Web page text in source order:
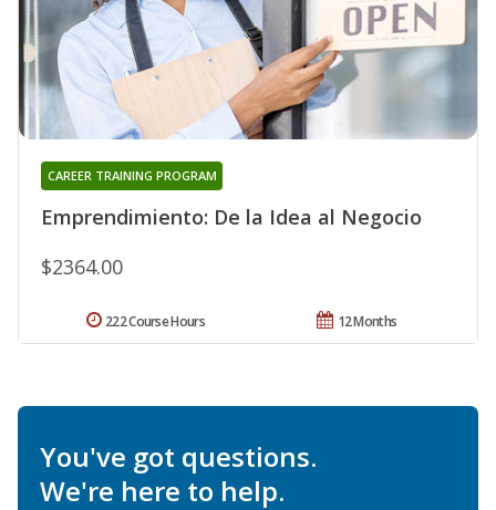
Emprendimiento: De la Idea al Negocio
CAREER TRAINING PROGRAM
$2364.00
12 Months
222 Course Hours
You've got questions.
We're here to help.